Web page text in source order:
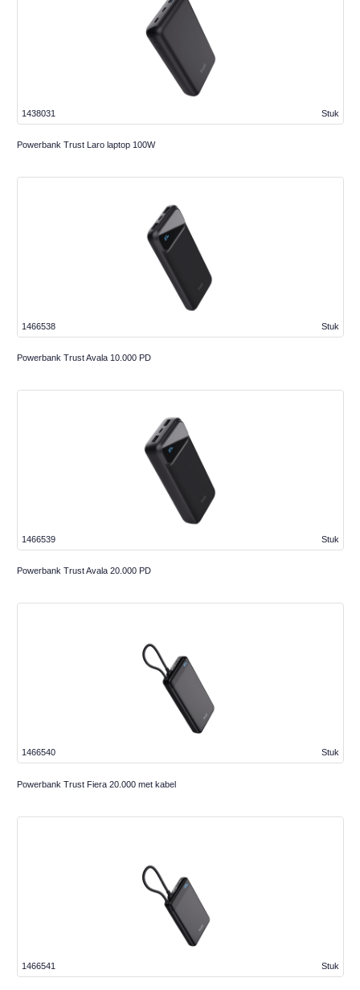
Stuk
1438031
Powerbank Trust Laro laptop 100W
Stuk
1466538
Powerbank Trust Avala 10.000 PD
Stuk
1466539
Powerbank Trust Avala 20.000 PD
Stuk
1466540
Powerbank Trust Fiera 20.000 met kabel
Stuk
1466541